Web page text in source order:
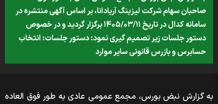
صاحبان سهام شرکت لیزینگ آریادانا، بر اساس آگهی منتشره در
سامانه کدال در تاریخ ۱۴۰۵/۰۳/۱۱ برگزار گردید و در خصوص
دستور جلسات زیر تصمیم گیری نمود: دستور جلسات: انتخاب
حسابرس و بازرس قانونی سایر موارد
به گزارش نبض بورس، مجمع عمومی عادی به طور فوق العاده